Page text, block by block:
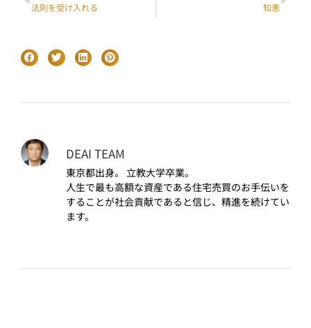
法則を受け入れる 知恵
DEAI TEAM
東京都出身。 立教大学卒業。
人生で最も高額な資産である住宅売買のお手伝いを
することが社会貢献であると信じ、精進を続けてい
ます。